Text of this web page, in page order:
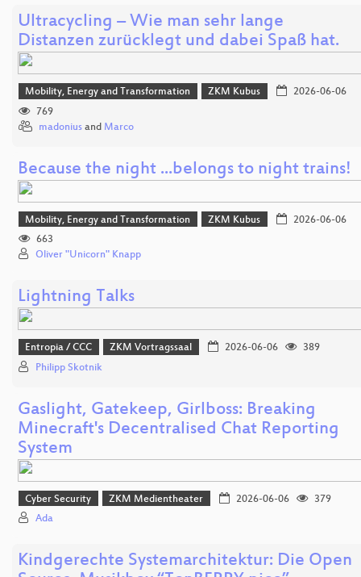
Ultracycling – Wie man sehr lange
Distanzen zurücklegt und dabei Spaß hat.
Mobility, Energy and Transformation ZKM Kubus
2026-06-06
769
madonius and Marco
Because the night ...belongs to night trains!
Mobility, Energy and Transformation ZKM Kubus
2026-06-06
663
Oliver "Unicorn" Knapp
Lightning Talks
Entropia / CCC ZKM Vortragssaal 2026-06-06
389
Philipp Skotnik
Gaslight, Gatekeep, Girlboss: Breaking
Minecraft's Decentralised Chat Reporting
System
Cyber Security ZKM Medientheater 2026-06-06
379
Ada
Kindgerechte Systemarchitektur: Die Open